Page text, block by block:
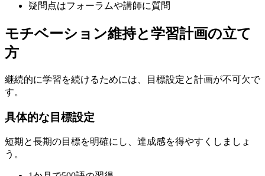
疑問点はフォーラムや講師に質問
モチベーション維持と学習計画の立て
方
継続的に学習を続けるためには、目標設定と計画が不可欠で
す。
具体的な目標設定
短期と長期の目標を明確にし、達成感を得やすくしましょ
う。